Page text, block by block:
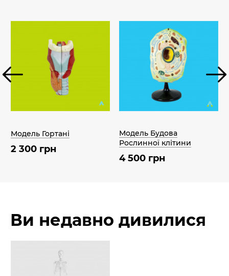
Модель Гортані
2 300 грн
Модель Будова
Рослинної клітини
4 500 грн
Ви недавно дивилися